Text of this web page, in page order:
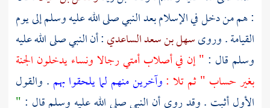
: هم من دخل في الإسلام بعد النبي صلى الله عليه وسلم إلى يوم
القيامة . وروىسهل بن سعد الساعدي: أن النبي صلى الله عليه
وسلم قال : " إن في أصلاب أمتي رجالا ونساء يدخلون الجنة
بغير حساب " ثم تلا :وآخرين منهم لما يلحقوا بهم . والقول
الأول أثبت . وقد روي أن النبي صلى الله عليه وسلم قال : "